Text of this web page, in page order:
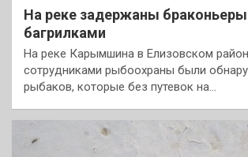
На реке задержаны
багрилками
На реке Карымшина в Елизовском
сотрудниками рыбоохраны были
рыбаков, которые без путевок на…